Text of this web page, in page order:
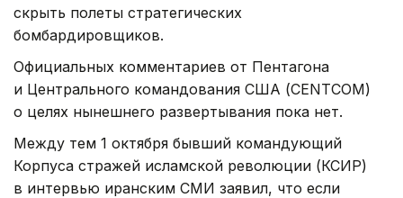
скрыть полеты стратегических
бомбардировщиков.
Официальных комментариев от Пентагона
и Центрального командования США (CENTCOM)
о целях нынешнего развертывания пока нет.
Между тем 1 октября бывший командующий
Корпуса стражей исламской революции (КСИР)
в интервью иранским СМИ заявил, что если